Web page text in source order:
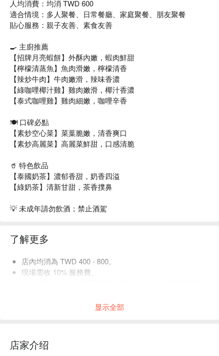
人均消費：均消 TWD 600
適合情境：多人聚餐、日常餐廳、家庭聚餐、朋友聚餐
貼心服務：親子友善、素食友善
🍳 主廚推薦
【招牌月亮蝦餅】外酥內嫩，蝦肉鮮甜
【檸檬清蒸魚】魚肉滑嫩，檸檬清香
【辣炒牛肉】牛肉嫩滑，辣味香濃
【綠咖哩椰汁雞】雞肉嫩滑，椰汁香濃
【泰式咖哩雞】雞肉細嫩，咖哩辛香
🍽️ 口碑必點
【素炒空心菜】菜葉脆嫩，清香爽口
【素炒高麗菜】高麗菜鮮甜，口感清脆
🥤 特色飲品
【泰國奶茶】濃郁香甜，奶香四溢
【綠奶茶】清新甘甜，茶香撲鼻
💡 未成年請勿飲酒；禁止酒駕
了解更多
店內均消為 TWD 400 - 800。
現場需收 10% 服務費。
显示全部
店家介绍